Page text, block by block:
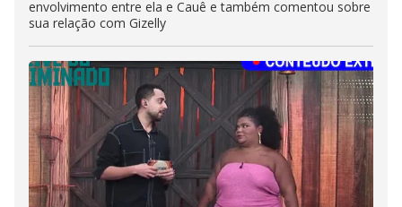
envolvimento entre ela e Cauê e também comentou sobre
sua relação com Gizelly